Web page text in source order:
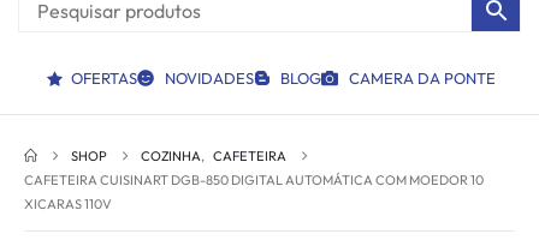
OFERTAS NOVIDADES BLOG CAMERA DA PONTE
SHOP COZINHA, CAFETEIRA
CAFETEIRA CUISINART DGB-850 DIGITAL AUTOMÁTICA COM MOEDOR 10
XICARAS 110V